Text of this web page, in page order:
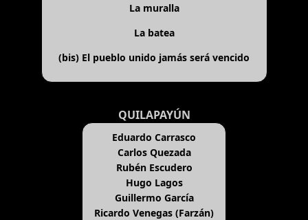
La muralla
La batea
(bis) El pueblo unido jamás será vencido
QUILAPAYÚN
Eduardo Carrasco
Carlos Quezada
Rubén Escudero
Hugo Lagos
Guillermo García
Ricardo Venegas (Farzán)